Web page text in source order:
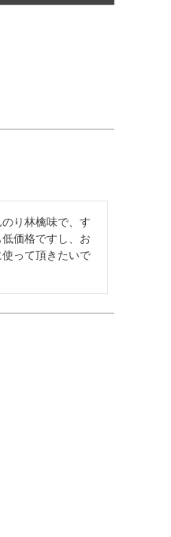
り林檎味で、す
価格ですし、お
って頂きたいで